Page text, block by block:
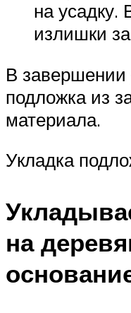
на
излишки
В завершении
подложка из
материала.
Укладка
на